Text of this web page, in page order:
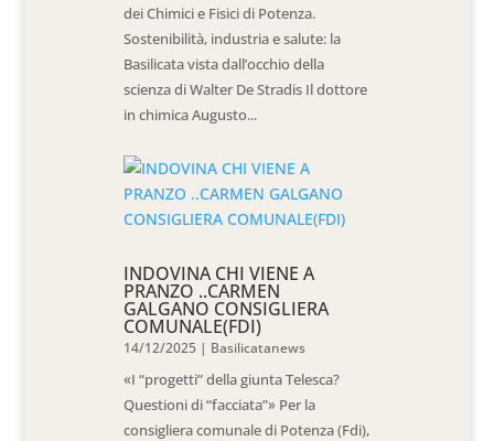
dei Chimici e Fisici di Potenza.
Sostenibilità, industria e salute: la
Basilicata vista dall’occhio della
scienza di Walter De Stradis Il dottore
in chimica Augusto...
INDOVINA CHI VIENE A
PRANZO ..CARMEN
GALGANO CONSIGLIERA
COMUNALE(FDI)
14/12/2025 | Basilicatanews
«I “progetti” della giunta Telesca?
Questioni di “facciata”» Per la
consigliera comunale di Potenza (Fdi),